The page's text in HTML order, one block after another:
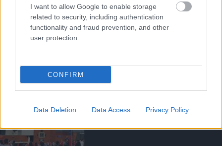
I want to allow Google to enable storage
related to security, including authentication
functionality and fraud prevention, and other
user protection.
CONFIRM
Data Deletion Data Access Privacy Policy
SIR DAVE BRAILSFORD
TÁVOZOTT AZ
IGAZGATÓSÁGBÓL
VÁLTOZÁSOK A KLUB KÖRÜL